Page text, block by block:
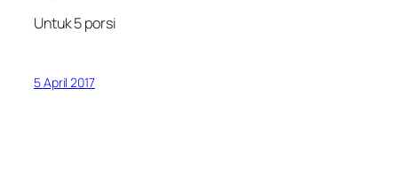
Untuk 5 porsi
5 April 2017